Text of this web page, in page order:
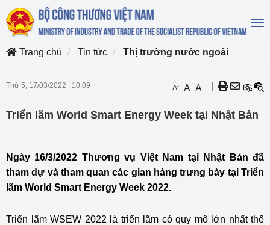
Trang chủ
Tin tức Thị trường nước ngoài
Thứ 5, 17/03/2022 10:09 A- A A+
Triển lãm World Smart Energy Week tại Nhật Bản
Ngày 16/3/2022 Thương vụ Việt Nam tại Nhật Bản đã
tham dự và tham quan các gian hàng trưng bày tại Triển
lãm World Smart Energy Week 2022.
Triển lãm WSEW 2022 là triển lãm có quy mô lớn nhất thế